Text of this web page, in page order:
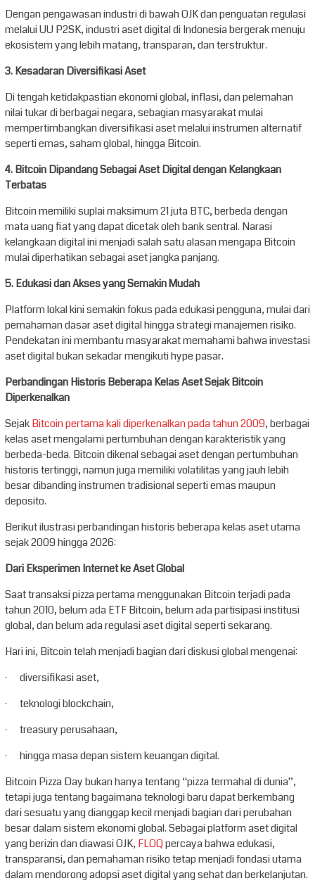
Dengan pengawasan industri di bawah OJK dan penguatan regulasi
melalui UU P2SK, industri aset digital di Indonesia bergerak menuju
ekosistem yang lebih matang, transparan, dan terstruktur.
3. Kesadaran Diversifikasi Aset
Di tengah ketidakpastian ekonomi global, inflasi, dan pelemahan
nilai tukar di berbagai negara, sebagian masyarakat mulai
mempertimbangkan diversifikasi aset melalui instrumen alternatif
seperti emas, saham global, hingga Bitcoin.
4. Bitcoin Dipandang Sebagai Aset Digital dengan Kelangkaan
Terbatas
Bitcoin memiliki suplai maksimum 21 juta BTC, berbeda dengan
mata uang fiat yang dapat dicetak oleh bank sentral. Narasi
kelangkaan digital ini menjadi salah satu alasan mengapa Bitcoin
mulai diperhatikan sebagai aset jangka panjang.
5. Edukasi dan Akses yang Semakin Mudah
Platform lokal kini semakin fokus pada edukasi pengguna, mulai dari
pemahaman dasar aset digital hingga strategi manajemen risiko.
Pendekatan ini membantu masyarakat memahami bahwa investasi
aset digital bukan sekadar mengikuti hype pasar.
Perbandingan Historis Beberapa Kelas Aset Sejak Bitcoin
Diperkenalkan
SejakBitcoin pertama kali diperkenalkan pada tahun 2009, berbagai
kelas aset mengalami pertumbuhan dengan karakteristik yang
berbeda-beda. Bitcoin dikenal sebagai aset dengan pertumbuhan
historis tertinggi, namun juga memiliki volatilitas yang jauh lebih
besar dibanding instrumen tradisional seperti emas maupun
deposito.
Berikut ilustrasi perbandingan historis beberapa kelas aset utama
sejak 2009 hingga 2026:
Dari Eksperimen Internet ke Aset Global
Saat transaksi pizza pertama menggunakan Bitcoin terjadi pada
tahun 2010, belum ada ETF Bitcoin, belum ada partisipasi institusi
global, dan belum ada regulasi aset digital seperti sekarang.
Hari ini, Bitcoin telah menjadi bagian dari diskusi global mengenai:
· diversifikasi aset,
· teknologi blockchain,
· treasury perusahaan,
· hingga masa depan sistem keuangan digital.
Bitcoin Pizza Day bukan hanya tentang “pizza termahal di dunia”,
tetapi juga tentang bagaimana teknologi baru dapat berkembang
dari sesuatu yang dianggap kecil menjadi bagian dari perubahan
besar dalam sistem ekonomi global. Sebagai platform aset digital
yang berizin dan diawasi OJK, FLOQpercaya bahwa edukasi,
transparansi, dan pemahaman risiko tetap menjadi fondasi utama
dalam mendorong adopsi aset digital yang sehat dan berkelanjutan.